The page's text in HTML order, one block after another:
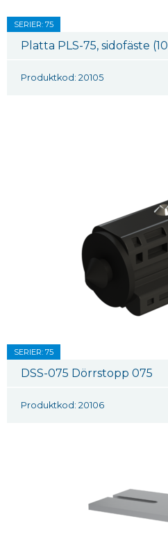
SERIER: 75
Platta PLS-75, sidofäste
Produktkod: 20105
SERIER: 75
DSS-075 Dörrstopp 075
Produktkod: 20106